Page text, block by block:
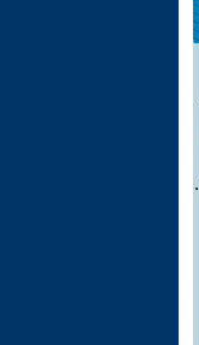
نفس السلوك .تأليف: S.L.